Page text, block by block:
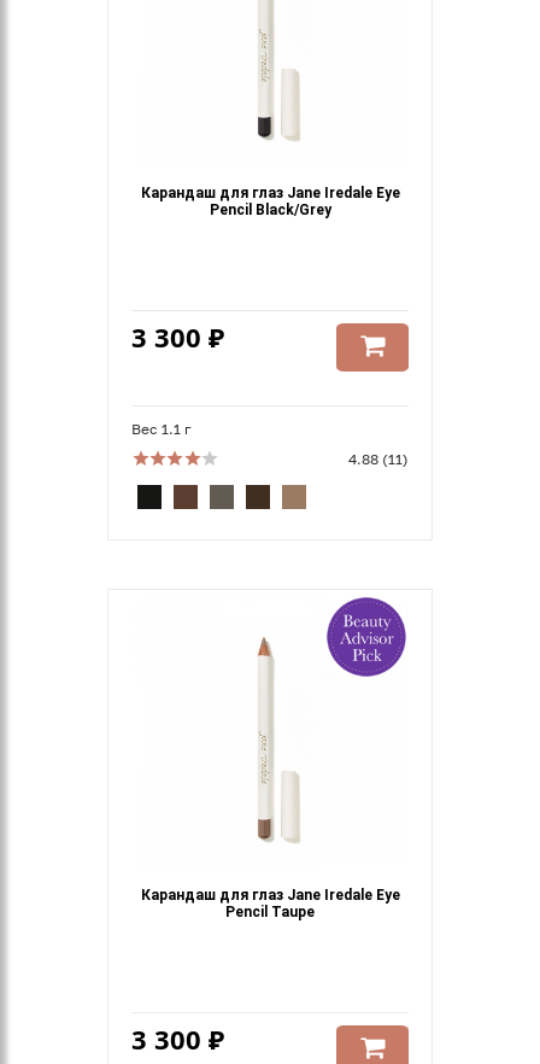
Карандаш для глаз Jane Iredale Eye
Pencil Black/Grey
3 300 ₽
Вес 1.1 г
4.88 (11)
Карандаш для глаз Jane Iredale Eye
Pencil Taupe
3 300 ₽